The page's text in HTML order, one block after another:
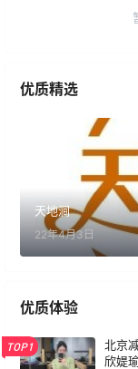
优质精选
天地涧
22年4月3日
优质体验
TOP1
北京
欣媞